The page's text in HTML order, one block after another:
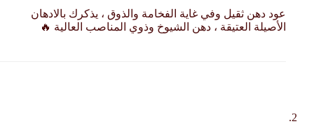
عود دهن ثقيل وفي غاية الفخامة والذوق ، يذكرك بالادهان
الأصيلة العتيقة ، دهن الشيوخ وذوي المناصب العالية 🔥